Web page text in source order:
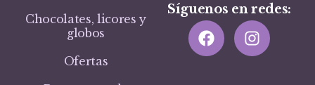
Chocolates, licores y
globos
Ofertas
Síguenos en redes: